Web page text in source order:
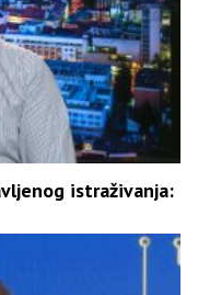
istraživanja: